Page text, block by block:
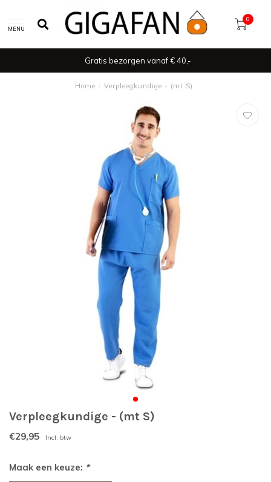
MENU
0
Gratis bezorgen vanaf € 40,-
Home / Verpleegkundige - (mt S)
Verpleegkundige - (mt S)
€29,95 Incl. btw
Maak een keuze: *